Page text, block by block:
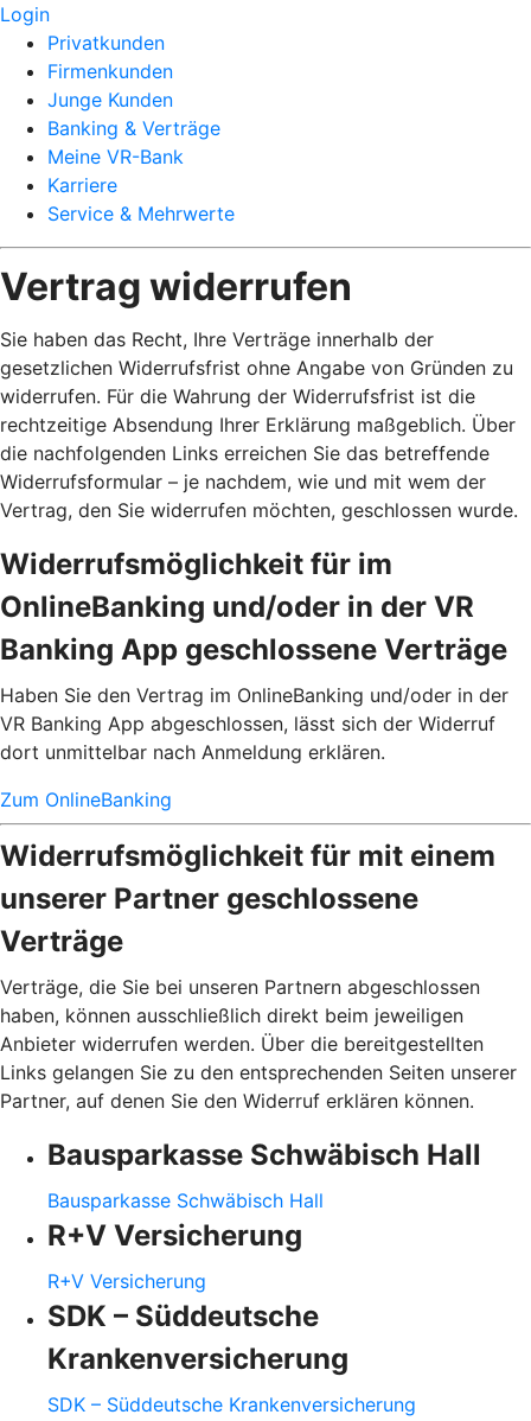
Login
Privatkunden
Firmenkunden
Junge Kunden
Banking & Verträge
Meine VR-Bank
Karriere
Service & Mehrwerte
Vertrag widerrufen
Sie haben das Recht, Ihre Verträge innerhalb der
gesetzlichen Widerrufsfrist ohne Angabe von Gründen zu
widerrufen. Für die Wahrung der Widerrufsfrist ist die
rechtzeitige Absendung Ihrer Erklärung maßgeblich. Über
die nachfolgenden Links erreichen Sie das betreffende
Widerrufsformular – je nachdem, wie und mit wem der
Vertrag, den Sie widerrufen möchten, geschlossen wurde.
Widerrufsmöglichkeit für im
OnlineBanking und/oder in der VR
Banking App geschlossene Verträge
Haben Sie den Vertrag im OnlineBanking und/oder in der
VR Banking App abgeschlossen, lässt sich der Widerruf
dort unmittelbar nach Anmeldung erklären.
Zum OnlineBanking
Widerrufsmöglichkeit für mit einem
unserer Partner geschlossene
Verträge
Verträge, die Sie bei unseren Partnern abgeschlossen
haben, können ausschließlich direkt beim jeweiligen
Anbieter widerrufen werden. Über die bereitgestellten
Links gelangen Sie zu den entsprechenden Seiten unserer
Partner, auf denen Sie den Widerruf erklären können.
Bausparkasse Schwäbisch Hall
Bausparkasse Schwäbisch Hall
R+V Versicherung
R+V Versicherung
SDK – Süddeutsche
Krankenversicherung
SDK – Süddeutsche Krankenversicherung